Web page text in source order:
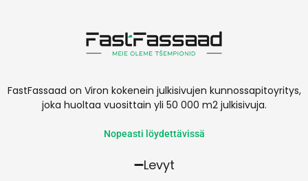
FastFassaad on Viron kokenein julkisivujen kunnossapitoyritys,
joka huoltaa vuosittain yli 50 000 m2 julkisivuja.
Nopeasti löydettävissä
Levyt